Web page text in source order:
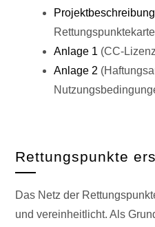
Projektbeschreibung
Anlage 1 (CC-
Anlage 2
Rettungspunkte
Das Netz der
und vereinheitlicht. Als